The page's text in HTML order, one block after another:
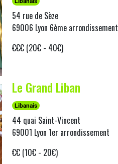
54 rue de Sèze
69006 Lyon 6ème arrondissement
€€€ (20€ - 40€)
Le Grand Liban
Libanais
44 quai Saint-Vincent
69001 Lyon 1er arrondissement
€€ (10€ - 20€)